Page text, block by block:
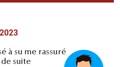
à su me rassuré
suite